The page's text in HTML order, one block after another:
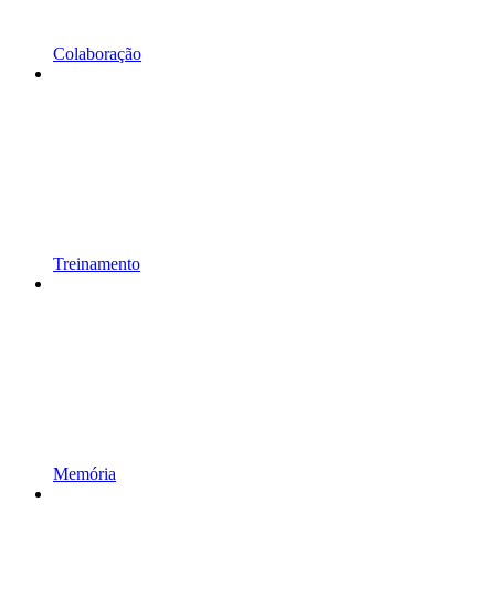
Colaboração
Treinamento
Memória